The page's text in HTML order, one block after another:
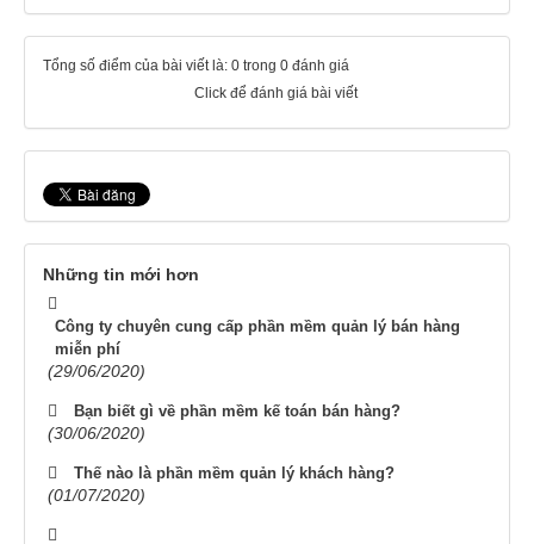
Tổng số điểm của bài viết là: 0 trong 0 đánh giá
Click để đánh giá bài viết
Những tin mới hơn
Công ty chuyên cung cấp phần mềm quản lý bán hàng
miễn phí
(29/06/2020)
Bạn biết gì về phần mềm kế toán bán hàng?
(30/06/2020)
Thế nào là phần mềm quản lý khách hàng?
(01/07/2020)